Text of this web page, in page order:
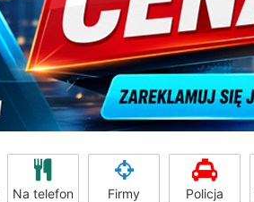
Na telefon Firmy Policja